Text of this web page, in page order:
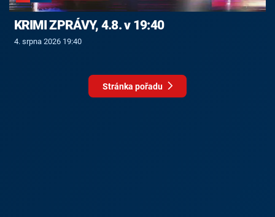
KRIMI ZPRÁVY, 4.8. v 19:40
4. srpna 2026 19:40
Stránka pořadu